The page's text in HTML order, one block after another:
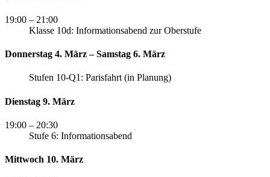
19:00 – 21:00
Klasse 10d: Informationsabend zur Oberstufe
Donnerstag 4. März – Samstag 6. März
Stufen 10-Q1: Parisfahrt (in Planung)
Dienstag 9. März
19:00 – 20:30
Stufe 6: Informationsabend
Mittwoch 10. März